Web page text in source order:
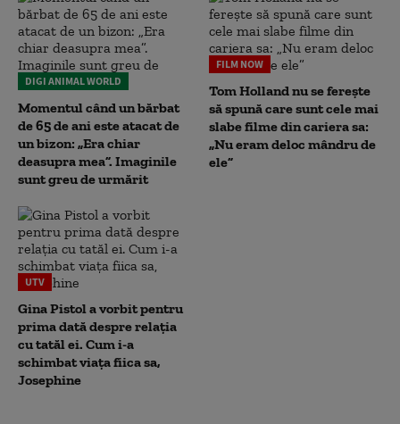
DIGI ANIMAL WORLD
Momentul când un bărbat
de 65 de ani este atacat de
un bizon: „Era chiar
deasupra mea”. Imaginile
sunt greu de urmărit
FILM NOW
Tom Holland nu se ferește
să spună care sunt cele mai
slabe filme din cariera sa:
„Nu eram deloc mândru de
ele”
UTV
Gina Pistol a vorbit pentru
prima dată despre relația
cu tatăl ei. Cum i-a
schimbat viața fiica sa,
Josephine